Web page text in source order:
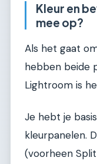
Kleur en
mee op?
Als het gaat
hebben beide
Lightroom is
Je hebt je
kleurpanelen.
(voorheen